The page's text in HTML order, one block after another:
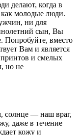
делают, когда в
молодые люди.
ни для
сын, Вы
Попробуйте, вместо
Вам и является
принтов и смелых
но не
солнце — наш враг,
даже в течение
кожу и